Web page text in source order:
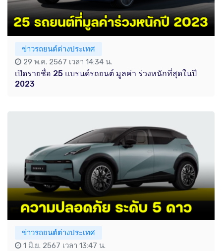
ข่าวรถยนต์ต่างประเทศ
29 พ.ค. 2567 เวลา 14:34 น.
เปิดรายชื่อ 25 แบรนด์รถยนต์ มูลค่า ร่วงหนักที่สุดในปี
2023
ข่าวรถยนต์ต่างประเทศ
1 มิ.ย. 2567 เวลา 13:47 น.